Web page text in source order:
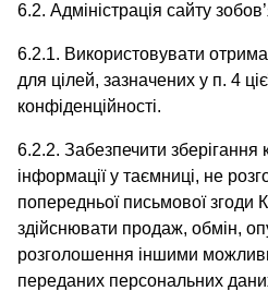
6.2. Адміністрація сайту
6.2.1. Використовувати
для цілей, зазначених у п. 4
конфіденційності.
6.2.2. Забезпечити зберігання
інформації у таємниці, не
попередньої письмової згоди
здійснювати продаж, обмін,
розголошення іншими
переданих персональних